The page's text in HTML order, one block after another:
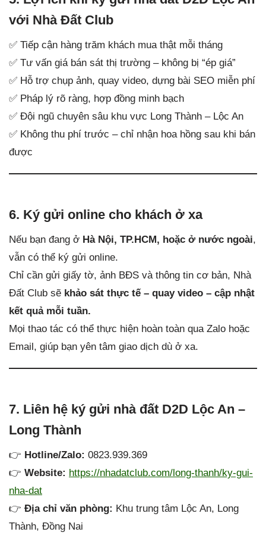
với Nhà Đất Club
✅ Tiếp cận hàng trăm khách mua thật mỗi tháng
✅ Tư vấn giá bán sát thị trường – không bị “ép giá”
✅ Hỗ trợ chụp ảnh, quay video, dựng bài SEO miễn phí
✅ Pháp lý rõ ràng, hợp đồng minh bạch
✅ Đội ngũ chuyên sâu khu vực Long Thành – Lộc An
✅ Không thu phí trước – chỉ nhận hoa hồng sau khi bán
được
6. Ký gửi online cho khách ở xa
Nếu bạn đang ở Hà Nội, TP.HCM, hoặc ở nước ngoài,
vẫn có thể ký gửi online.
Chỉ cần gửi giấy tờ, ảnh BĐS và thông tin cơ bản, Nhà
Đất Club sẽ khảo sát thực tế – quay video – cập nhật
kết quả mỗi tuần.
Mọi thao tác có thể thực hiện hoàn toàn qua Zalo hoặc
Email, giúp bạn yên tâm giao dịch dù ở xa.
7. Liên hệ ký gửi nhà đất D2D Lộc An –
Long Thành
👉 Hotline/Zalo: 0823.939.369
👉 Website: https://nhadatclub.com/long-thanh/ky-gui-
nha-dat
👉 Địa chỉ văn phòng: Khu trung tâm Lộc An, Long
Thành, Đồng Nai